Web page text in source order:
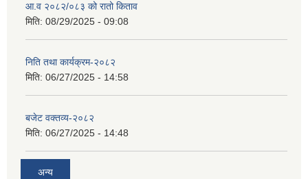
आ.व २०८२/०८३ को रातो किताव
मिति: 08/29/2025 - 09:08
निति तथा कार्यक्रम-२०८२
मिति: 06/27/2025 - 14:58
बजेट वक्तव्य-२०८२
मिति: 06/27/2025 - 14:48
अन्य